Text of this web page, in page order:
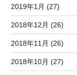
2019年1月 (27)
2018年12月 (26)
2018年11月 (26)
2018年10月 (27)